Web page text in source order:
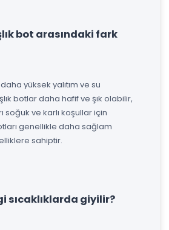
bot arasındaki fark
yüksek yalıtım ve su
botlar daha hafif ve şık olabilir,
soğuk ve karlı koşullar için
genellikle daha sağlam
sahiptir.
sıcaklıklarda giyilir?